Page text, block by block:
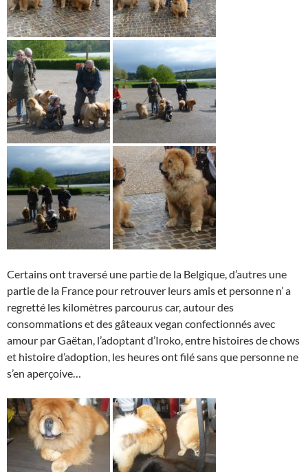
Certains ont traversé une partie de la Belgique, d’autres une
partie de la France pour retrouver leurs amis et personne n’ a
regretté les kilomètres parcourus car, autour des
consommations et des gâteaux vegan confectionnés avec
amour par Gaëtan, l’adoptant d’Iroko, entre histoires de chows
et histoire d’adoption, les heures ont filé sans que personne ne
s’en aperçoive…